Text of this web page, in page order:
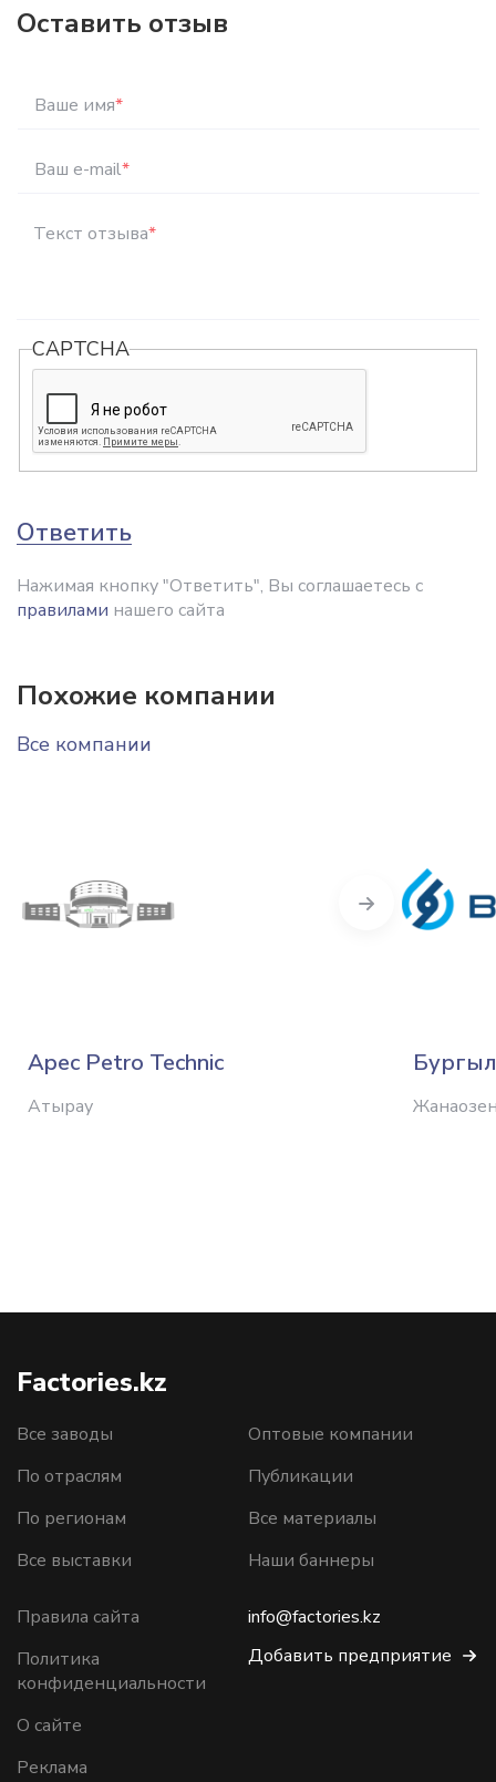
Оставить отзыв
Ваше имя*
Ваш e-mail*
Текст отзыва*
CAPTCHA
Ответить
Нажимая кнопку "Ответить", Вы соглашаетесь с
правилами нашего сайта
Похожие компании
Все компании
Apec Petro Technic
Атырау
Next
Factories.kz
Все заводы
По отраслям
По регионам
Все выставки
Оптовые компании
Публикации
Все материалы
Наши баннеры
Правила сайта
Политика
конфиденциальности
О сайте
Реклама
info@factories.kz
Добавить предприятие